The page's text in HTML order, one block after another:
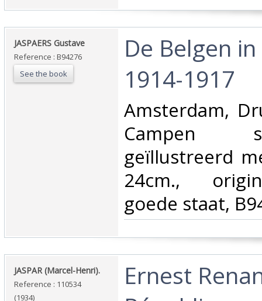
‎JASPAERS Gustave‎
Reference : B94276
See the book
‎De Belgen
1914-1917‎
‎Amsterdam,
Campen
geïllustreerd
24cm.,
goede staat,
‎JASPAR (Marcel-Henri).‎
Reference : 110534
(1934)
‎Ernest